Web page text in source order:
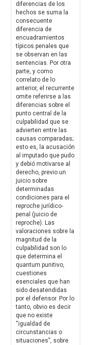
diferencias de los
hechos se suma la
consecuente
diferencia de
encuadramientos
típicos penales que
se observan en las
sentencias. Por otra
parte, y como
correlato de lo
anterior, el recurrente
omite referirse a las
diferencias sobre el
punto central de la
culpabilidad que se
advierten entre las
causas comparadas;
esto es, la acusación
al imputado que pudo
y debió motivarse al
derecho, previo un
juicio sobre
determinadas
condiciones para el
reproche jurídico-
penal (juicio de
reproche). Las
valoraciones sobre la
magnitud de la
culpabilidad son lo
que determina el
quantum punitivo,
cuestiones
esenciales que han
sido desatendidas
por el defensor. Por lo
tanto, obvio es decir
que no existe
“igualdad de
circunstancias o
situaciones”, sobre